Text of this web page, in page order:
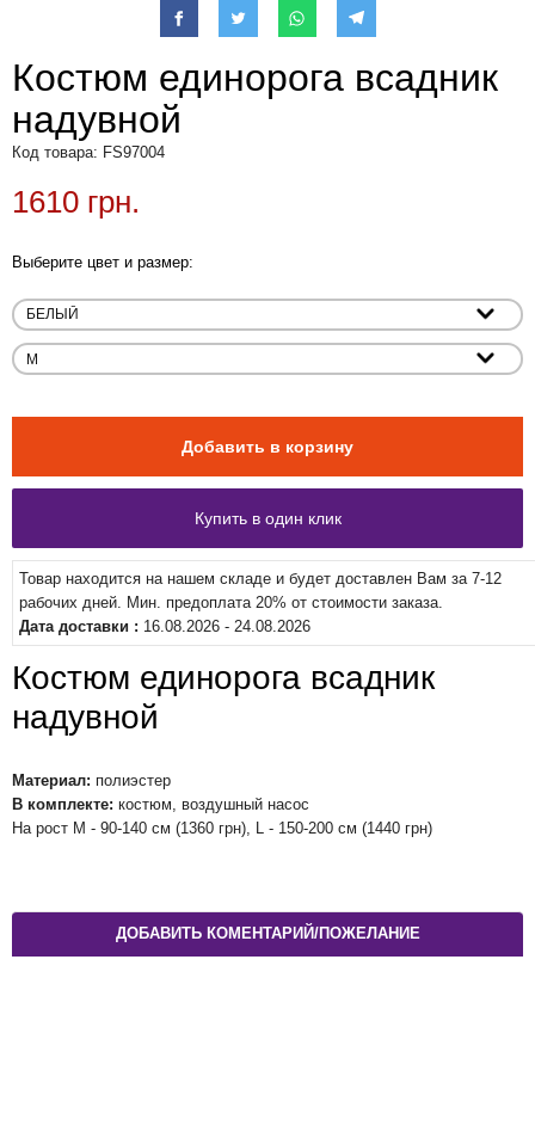
Костюм единорога всадник
надувной
Код товара: FS97004
1610 грн.
Выберите цвет и размер:
Товар находится на нашем складе и будет доставлен Вам за 7-12
рабочих дней. Мин. предоплата 20% от стоимости заказа.
Дата доставки : 16.08.2026 - 24.08.2026
Костюм единорога всадник
надувной
Материал: полиэстер
В комплекте: костюм, воздушный насос
На рост M - 90-140 см (1360 грн), L - 150-200 см (1440 грн)
ДОБАВИТЬ КОМЕНТАРИЙ/ПОЖЕЛАНИЕ